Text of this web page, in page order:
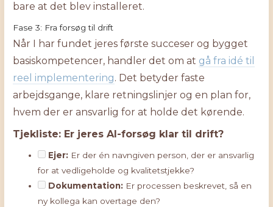
bare at det blev installeret.
Fase 3: Fra forsøg til drift
Når I har fundet jeres første succeser og bygget
basiskompetencer, handler det om at gå fra idé til
reel implementering. Det betyder faste
arbejdsgange, klare retningslinjer og en plan for,
hvem der er ansvarlig for at holde det kørende.
Tjekliste: Er jeres AI-forsøg klar til drift?
Ejer: Er der én navngiven person, der er ansvarlig
for at vedligeholde og kvalitetstjekke?
Dokumentation: Er processen beskrevet, så en
ny kollega kan overtage den?